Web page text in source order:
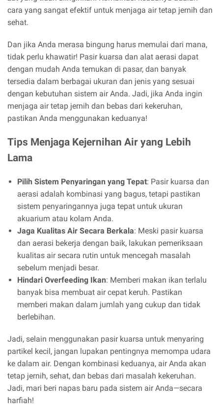
cara yang sangat efektif untuk menjaga air tetap jernih dan
sehat.
Dan jika Anda merasa bingung harus memulai dari mana,
tidak perlu khawatir! Pasir kuarsa dan alat aerasi dapat
dengan mudah Anda temukan di pasar, dan banyak
tersedia dalam berbagai ukuran dan jenis yang sesuai
dengan kebutuhan sistem air Anda. Jadi, jika Anda ingin
menjaga air tetap jernih dan bebas dari kekeruhan,
pastikan Anda menggunakan keduanya!
Tips Menjaga Kejernihan Air yang Lebih
Lama
Pilih Sistem Penyaringan yang Tepat: Pasir kuarsa dan
aerasi adalah kombinasi yang bagus, tetapi pastikan
sistem penyaringannya juga tepat untuk ukuran
akuarium atau kolam Anda.
Jaga Kualitas Air Secara Berkala: Meski pasir kuarsa
dan aerasi bekerja dengan baik, lakukan pemeriksaan
kualitas air secara rutin untuk mencegah masalah
sebelum menjadi besar.
Hindari Overfeeding Ikan: Memberi makan ikan terlalu
banyak bisa membuat air cepat keruh. Pastikan
memberi makan dalam jumlah yang cukup dan tidak
berlebihan.
Jadi, selain menggunakan pasir kuarsa untuk menyaring
partikel kecil, jangan lupakan pentingnya memompa udara
ke dalam air. Dengan kombinasi keduanya, air Anda akan
tetap jernih, sehat, dan bebas dari masalah kekeruhan.
Jadi, mari beri napas baru pada sistem air Anda—secara
harfiah!